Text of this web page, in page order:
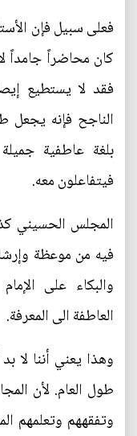
فعلى سبيل فإن
كان محاضراً جامداً
فقد لا يستطيع
الناجح فإنه يجعل
بلغة عاطفية
فيتفاعلون معه.
المجلس الحسيني
فيه من موعظة
والبكاء على
العاطفة الى المعرفة.
وهذا يعني أننا لا
طول العام. لأن
وتفقههم وتعلمهم